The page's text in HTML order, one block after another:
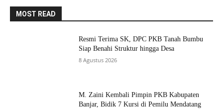
MOST READ
Resmi Terima SK, DPC PKB Tanah Bumbu
Siap Benahi Struktur hingga Desa
8 Agustus 2026
M. Zaini Kembali Pimpin PKB Kabupaten
Banjar, Bidik 7 Kursi di Pemilu Mendatang